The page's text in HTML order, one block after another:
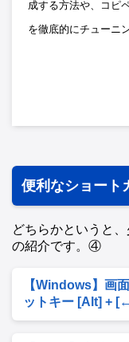
成する方法や、コピ
を徹底的にチューニ
便利なショー
どちらかというと
の紹介です。④
【Windows】画
ットキー [Alt] +